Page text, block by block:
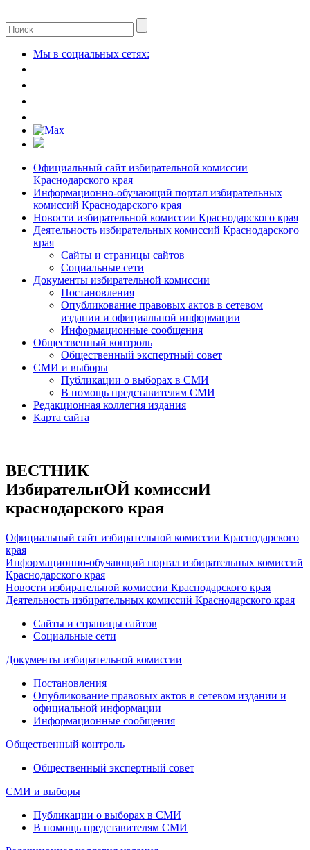
Мы в социальных сетях:
Официальный сайт избирательной комиссии
Краснодарского края
Информационно-обучающий портал избирательных
комиссий Краснодарского края
Новости избирательной комиссии Краснодарского края
Деятельность избирательных комиссий Краснодарского
края
Сайты и страницы сайтов
Социальные сети
Документы избирательной комиссии
Постановления
Опубликование правовых актов в сетевом
издании и официальной информации
Информационные сообщения
Общественный контроль
Общественный экспертный совет
СМИ и выборы
Публикации о выборах в СМИ
В помощь представителям СМИ
Редакционная коллегия издания
Карта сайта
ВЕСТНИК
ИзбирательнОЙ комиссиИ
краснодарского края
Официальный сайт избирательной комиссии Краснодарского
края
Информационно-обучающий портал избирательных комиссий
Краснодарского края
Новости избирательной комиссии Краснодарского края
Деятельность избирательных комиссий Краснодарского края
Сайты и страницы сайтов
Социальные сети
Документы избирательной комиссии
Постановления
Опубликование правовых актов в сетевом издании и
официальной информации
Информационные сообщения
Общественный контроль
Общественный экспертный совет
СМИ и выборы
Публикации о выборах в СМИ
В помощь представителям СМИ